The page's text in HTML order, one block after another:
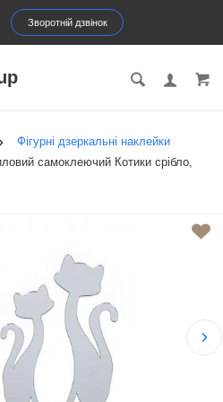
Зворотній дзвінок
Фігурні дзеркальні наклейки
самоклеючий Котики срібло,